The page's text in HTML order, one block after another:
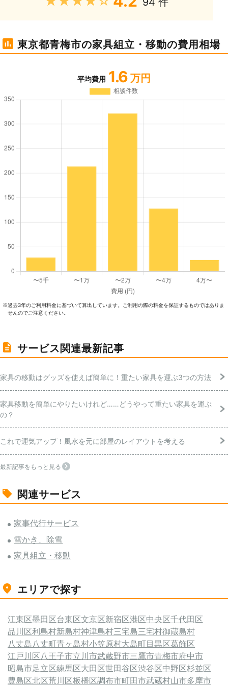
東京都青梅市の家具組立・移動の費用相場
平均費用 1.6 万円
※過去3年のご利⽤料⾦に基づいて算出しています。ご利⽤の際の料⾦を保証するものではありま
せんのでご注意ください。
サービス関連最新記事
家具の移動はグッズを使えば簡単に！重たい家具を運ぶ3つの方法
家具移動を簡単にやりたいけれど……どうやって重たい家具を運ぶ
の？
これで運気アップ！風水を元に部屋のレイアウトを考える
最新記事をもっと見る
関連サービス
家事代行サービス
雪かき、除雪
家具組立・移動
エリアで探す
江東区墨田区台東区文京区新宿区港区中央区千代田区
品川区利島村新島村神津島村三宅島三宅村御蔵島村
八丈島八丈町青ヶ島村小笠原村大島町目黒区葛飾区
江戸川区 八王子市立川市武蔵野市三鷹市青梅市府中市
昭島市足立区練馬区大田区世田谷区渋谷区中野区杉並区
豊島区北区荒川区板橋区調布市町田市武蔵村山市多摩市